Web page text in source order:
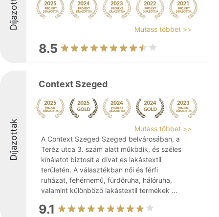
Díjazottak Mutass többet >>
8.5
Díjazottak
Context Szeged
Mutass többet >>
A Context Szeged Szeged belvárosában, a
Teréz utca 3. szám alatt működik, és széles
kínálatot biztosít a divat és lakástextil
területén. A választékban női és férfi
ruházat, fehérnemű, fürdőruha, hálóruha,
valamint különböző lakástextil termékek ...
9.1